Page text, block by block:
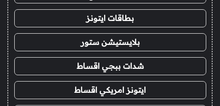
بطاقات ايتونز
بلايستيشن ستور
شدات ببجي اقساط
ايتونز امريكي اقساط